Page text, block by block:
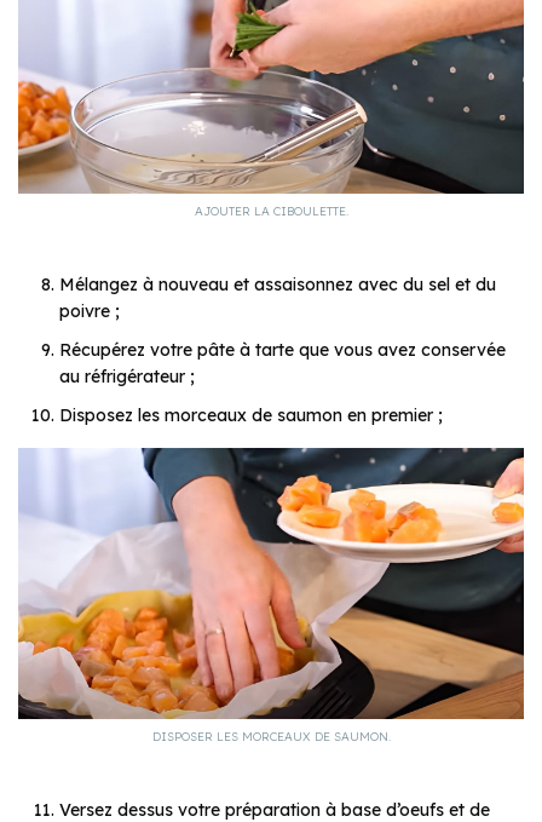
AJOUTER LA CIBOULETTE.
Mélangez à nouveau et assaisonnez avec du sel et du
poivre ;
Récupérez votre pâte à tarte que vous avez conservée
au réfrigérateur ;
Disposez les morceaux de saumon en premier ;
DISPOSER LES MORCEAUX DE SAUMON.
Versez dessus votre préparation à base d’oeufs et de